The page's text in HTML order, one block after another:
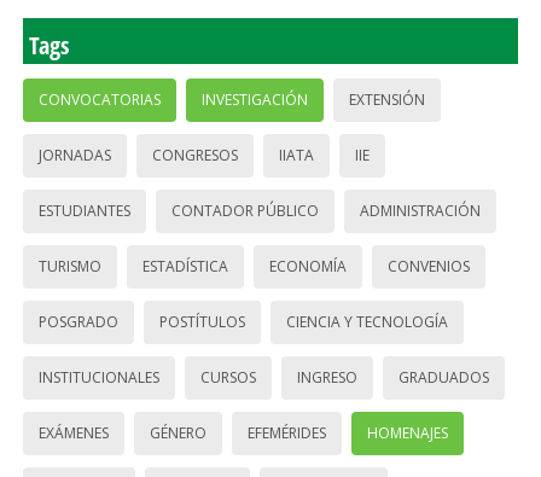
Tags
CONVOCATORIAS INVESTIGACIÓN EXTENSIÓN
JORNADAS CONGRESOS IIATA IIE
ESTUDIANTES CONTADOR PÚBLICO ADMINISTRACIÓN
TURISMO ESTADÍSTICA ECONOMÍA CONVENIOS
POSGRADO POSTÍTULOS CIENCIA Y TECNOLOGÍA
INSTITUCIONALES CURSOS INGRESO GRADUADOS
EXÁMENES GÉNERO EFEMÉRIDES HOMENAJES